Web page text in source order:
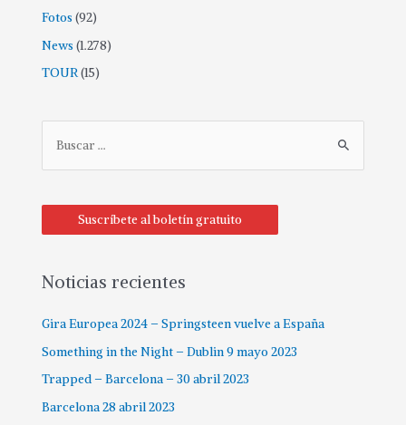
Fotos (92)
News (1.278)
TOUR(15)
Suscríbete al boletín gratuito
Noticias recientes
Gira Europea 2024 – Springsteen vuelve a España
Something in the Night – Dublin 9 mayo 2023
Trapped – Barcelona – 30 abril 2023
Barcelona 28 abril 2023